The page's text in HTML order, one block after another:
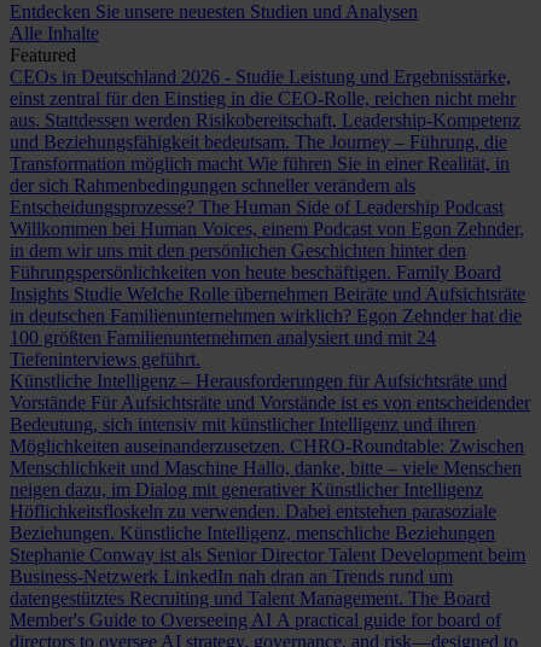
Entdecken Sie unsere neuesten Studien und Analysen
Alle Inhalte
Featured
CEOs in Deutschland 2026 - Studie Leistung und Ergebnisstärke,
einst zentral für den Einstieg in die CEO-Rolle, reichen nicht mehr
aus. Stattdessen werden Risikobereitschaft, Leadership-Kompetenz
und Beziehungsfähigkeit bedeutsam. The Journey – Führung, die
Transformation möglich macht Wie führen Sie in einer Realität, in
der sich Rahmenbedingungen schneller verändern als
Entscheidungsprozesse? The Human Side of Leadership Podcast
Willkommen bei Human Voices, einem Podcast von Egon Zehnder,
in dem wir uns mit den persönlichen Geschichten hinter den
Führungspersönlichkeiten von heute beschäftigen. Family Board
Insights Studie Welche Rolle übernehmen Beiräte und Aufsichtsräte
in deutschen Familienunternehmen wirklich? Egon Zehnder hat die
100 größten Familienunternehmen analysiert und mit 24
Tiefeninterviews geführt.
Künstliche Intelligenz – Herausforderungen für Aufsichtsräte und
Vorstände Für Aufsichtsräte und Vorstände ist es von entscheidender
Bedeutung, sich intensiv mit künstlicher Intelligenz und ihren
Möglichkeiten auseinanderzusetzen. CHRO-Roundtable: Zwischen
Menschlichkeit und Maschine Hallo, danke, bitte – viele Menschen
neigen dazu, im Dialog mit generativer Künstlicher Intelligenz
Höflichkeitsfloskeln zu verwenden. Dabei entstehen parasoziale
Beziehungen. Künstliche Intelligenz, menschliche Beziehungen
Stephanie Conway ist als Senior Director Talent Development beim
Business-Netzwerk LinkedIn nah dran an Trends rund um
datengestütztes Recruiting und Talent Management. The Board
Member's Guide to Overseeing AI A practical guide for board of
directors to oversee AI strategy, governance, and risk—designed to